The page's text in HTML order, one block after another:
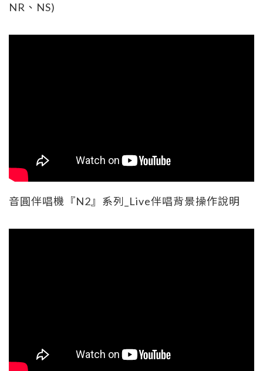
NR、NS)
音圓伴唱機『N2』系列_Live伴唱背景操作說明